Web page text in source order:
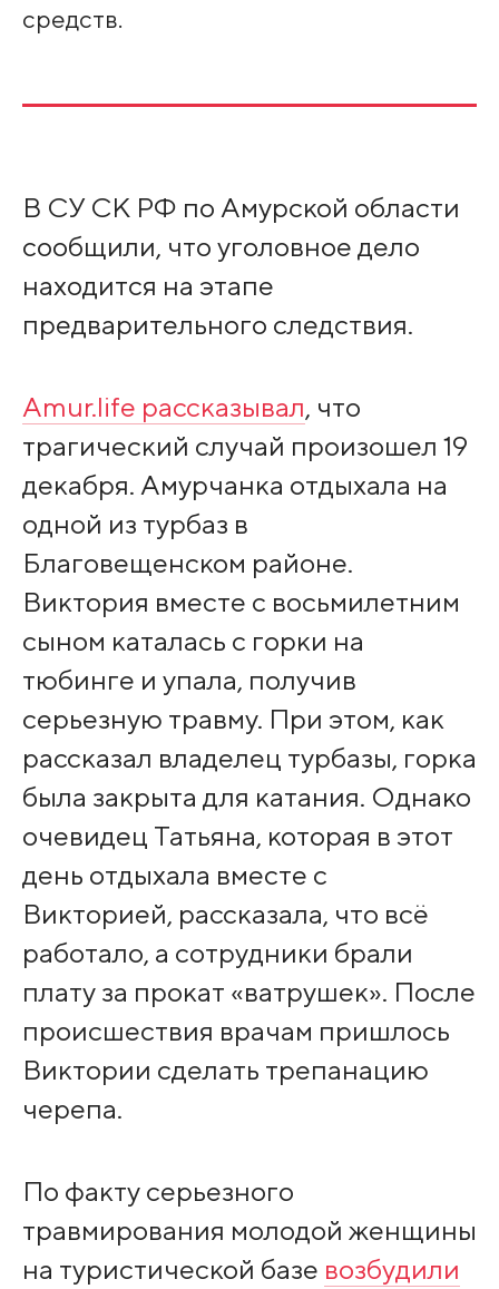
средств.
В СУ СК РФ по Амурской области
сообщили, что уголовное дело
находится на этапе
предварительного следствия.
Amur.life рассказывал, что
трагический случай произошел 19
декабря. Амурчанка отдыхала на
одной из турбаз в
Благовещенском районе.
Виктория вместе с восьмилетним
сыном каталась с горки на
тюбинге и упала, получив
серьезную травму. При этом, как
рассказал владелец турбазы, горка
была закрыта для катания. Однако
очевидец Татьяна, которая в этот
день отдыхала вместе с
Викторией, рассказала, что всё
работало, а сотрудники брали
плату за прокат «ватрушек». После
происшествия врачам пришлось
Виктории сделать трепанацию
черепа.
По факту серьезного
травмирования молодой женщины
на туристической базе возбудили